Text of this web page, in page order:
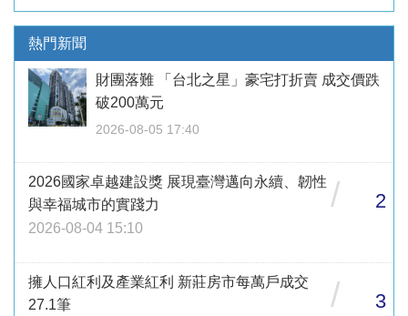
熱門新聞
財團落難 「台北之星」豪宅打折賣 成交價跌
破200萬元
2026-08-05 17:40
2026國家卓越建設獎 展現臺灣邁向永續、韌性
與幸福城市的實踐力
2026-08-04 15:10
/ 2
擁人口紅利及產業紅利 新莊房市每萬戶成交
27.1筆
/ 3